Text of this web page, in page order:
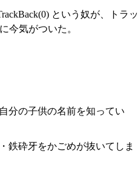
という奴が、トラッ
今気がついた。
分の子供の名前を知ってい
鉄砕牙をかごめが抜いてしま